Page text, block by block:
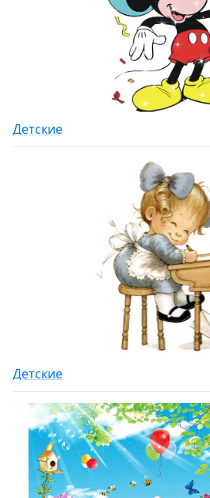
Детские
Детские